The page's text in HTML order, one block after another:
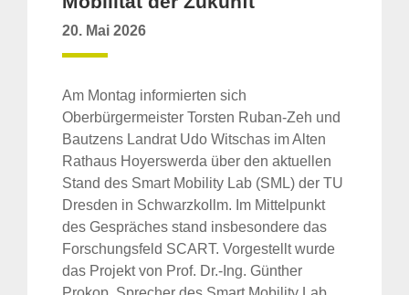
20. Mai 2026
Am Montag informierten sich
Oberbürgermeister Torsten Ruban-Zeh und
Bautzens Landrat Udo Witschas im Alten
Rathaus Hoyerswerda über den aktuellen
Stand des Smart Mobility Lab (SML) der TU
Dresden in Schwarzkollm. Im Mittelpunkt
des Gespräches stand insbesondere das
Forschungsfeld SCART. Vorgestellt wurde
das Projekt von Prof. Dr.-Ing. Günther